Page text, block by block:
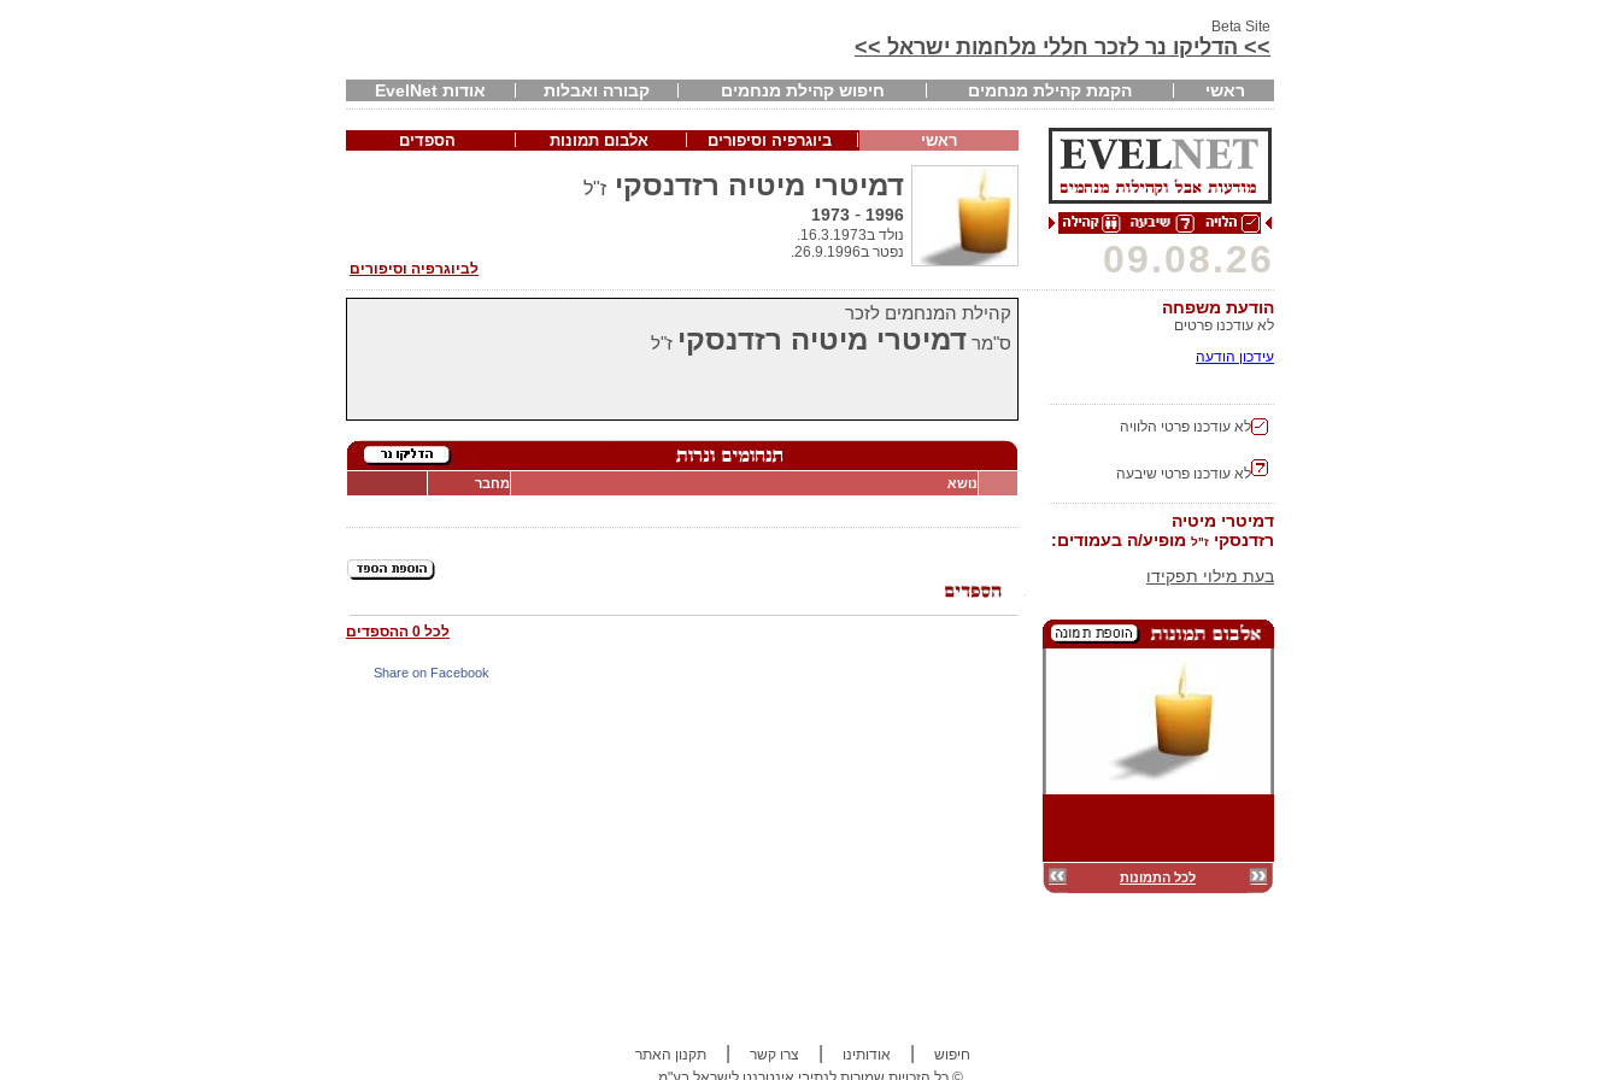
Beta Site
>> הדליקו נר לזכר חללי מלחמות ישראל >>
ראשי הקמת קהילת מנחמים חיפוש קהילת מנחמים קבורה ואבלות אודות EvelNet
ראשי ביוגרפיה וסיפורים אלבום תמונות הספדים
דמיטרי מיטיה רזדנסקי ז"ל
1996
-
1973
נולד ב16.3.1973.
נפטר ב26.9.1996.
לביוגרפיה וסיפורים
09.08.26
קהילת המנחמים לזכר
ס"מר דמיטרי מיטיה רזדנסקי ז"ל
נושא מחבר
לכל 0 ההספדים
Share on Facebook
הודעת משפחה
לא עודכנו פרטים
עידכון הודעה
לא עודכנו פרטי הלוויה
לא עודכנו פרטי שיבעה
דמיטרי מיטיה
רזדנסקי ז"ל מופיע/ה בעמודים:
בעת מילוי תפקידו
לכל התמונות
חיפוש אודותינו צרו קשר
תקנון האתר